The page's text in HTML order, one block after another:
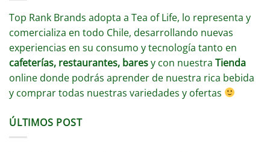
Top Rank Brands adopta a Tea of Life, lo representa y
comercializa en todo Chile, desarrollando nuevas
experiencias en su consumo y tecnología tanto en
cafeterías, restaurantes, baresy con nuestra Tienda
online donde podrás aprender de nuestra rica bebida
y comprar todas nuestras variedades y ofertas
ÚLTIMOS POST